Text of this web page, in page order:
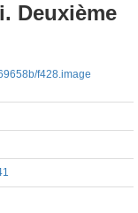
Deuxième
f428.image